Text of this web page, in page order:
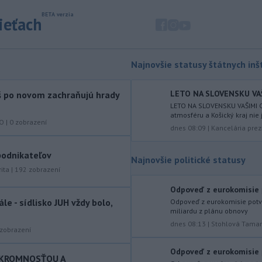
štvrtok schválil vyslanie
palestínskeho Pásma Gazy, kde by
mali pôsobiť v rámci medzinárodných
stabilizačných síl, ktoré navrhol
americký prezident Donald Trump.
(FA) stiahla svoju podporu
futbalovej federácie (FIFA) Giannimu
Infantinovi, ktorý je pod paľbou kritiky
po jeho neúspešnom pláne.
najmä na západe a severozápade
Slovenska počítať s búrkami.
novom zachraňujú hrady
| 0 zobrazení
| 192 zobrazení
- sídlisko JUH vždy bolo,
zobrazení
A
Najnovšie statusy štátnych
LETO NA SLOVENSKU
LETO NA SLOVENSKU
atmosféru a Košický kraj
dnes 08:09 | Kancelária
Najnovšie politické statusy
Odpoveď z eurokomisie
Odpoveď z eurokomisie
miliardu z plánu obnovy
dnes 08:13 | Stohlová
Odpoveď z